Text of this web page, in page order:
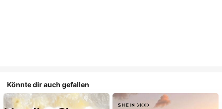
Könnte dir auch gefallen